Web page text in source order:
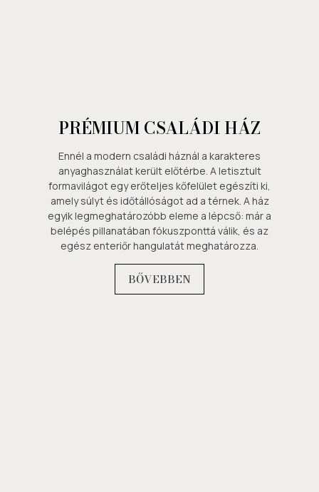
PRÉMIUM CSALÁDI HÁZ
Ennél a modern családi háznál a karakteres
anyaghasználat került előtérbe. A letisztult
formavilágot egy erőteljes kőfelület egészíti ki,
amely súlyt és időtállóságot ad a térnek. A ház
egyik legmeghatározóbb eleme a lépcső: már a
belépés pillanatában fókuszponttá válik, és az
egész enteriőr hangulatát meghatározza.
BŐVEBBEN